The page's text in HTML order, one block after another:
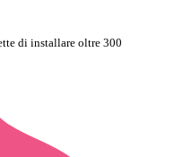
di installare oltre 300